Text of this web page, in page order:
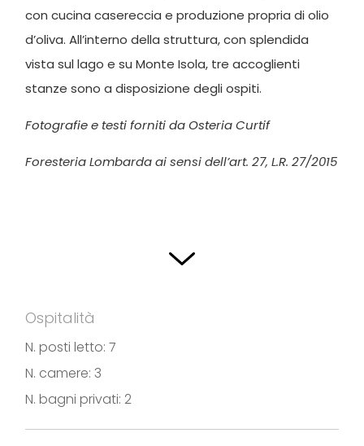
con cucina casereccia e produzione propria di olio
d’oliva. All’interno della struttura, con splendida
vista sul lago e su Monte Isola, tre accoglienti
stanze sono a disposizione degli ospiti.
Fotografie e testi forniti da Osteria Curtif
Foresteria Lombarda ai sensi dell’art. 27, L.R. 27/2015
Ospitalità
N. posti letto: 7
N. camere: 3
N. bagni privati: 2